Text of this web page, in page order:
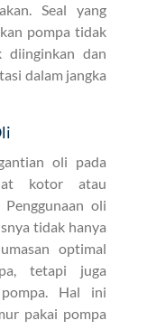
Seal yang
pompa tidak
diinginkan dan
dalam jangka
oli pada
kotor atau
oli
tidak hanya
optimal
tetapi juga
pompa. Hal ini
pakai pompa